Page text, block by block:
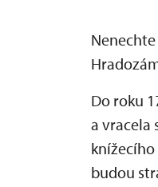
Do roku
a vracela
budou